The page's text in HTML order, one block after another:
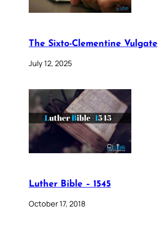
The Sixto-Clementine Vulgate
July 12, 2025
Luther Bible – 1545
October 17, 2018